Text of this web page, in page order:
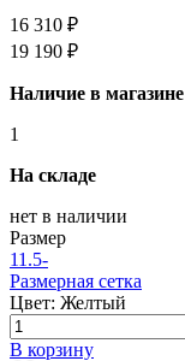
16 310 ₽
19 190 ₽
Наличие в магазине
1
На складе
нет в наличии
Размер
11.5-
Размерная сетка
Цвет: Желтый
В корзину